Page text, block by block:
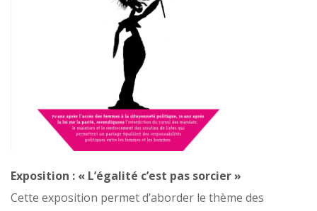
Exposition : « L’égalité c’est pas sorcier »
Cette exposition permet d’aborder le thème des